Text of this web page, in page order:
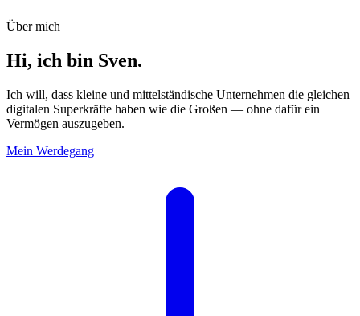
Über mich
Hi, ich bin Sven.
Ich will, dass kleine und mittelständische Unternehmen die gleichen
digitalen Superkräfte haben wie die Großen — ohne dafür ein
Vermögen auszugeben.
Mein Werdegang